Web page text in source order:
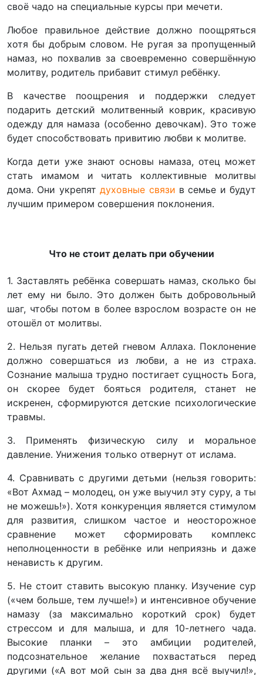
своё чадо на специальные курсы при мечети.
Любое правильное действие должно поощряться
хотя бы добрым словом. Не ругая за пропущенный
намаз, но похвалив за своевременно совершённую
молитву, родитель прибавит стимул ребёнку.
В качестве поощрения и поддержки следует
подарить детский молитвенный коврик, красивую
одежду для намаза (особенно девочкам). Это тоже
будет способствовать привитию любви к молитве.
Когда дети уже знают основы намаза, отец может
стать имамом и читать коллективные молитвы
дома. Они укрепятдуховные связи в семье и будут
лучшим примером совершения поклонения.
Что не стоит делать при обучении
1. Заставлять ребёнка совершать намаз, сколько бы
лет ему ни было. Это должен быть добровольный
шаг, чтобы потом в более взрослом возрасте он не
отошёл от молитвы.
2. Нельзя пугать детей гневом Аллаха. Поклонение
должно совершаться из любви, а не из страха.
Сознание малыша трудно постигает сущность Бога,
он скорее будет бояться родителя, станет не
искренен, сформируются детские психологические
травмы.
3. Применять физическую силу и моральное
давление. Унижения только отвернут от ислама.
4. Сравнивать с другими детьми (нельзя говорить:
«Вот Ахмад – молодец, он уже выучил эту суру, а ты
не можешь!»). Хотя конкуренция является стимулом
для развития, слишком частое и неосторожное
сравнение может сформировать комплекс
неполноценности в ребёнке или неприязнь и даже
ненависть к другим.
5. Не стоит ставить высокую планку. Изучение сур
(«чем больше, тем лучше!») и интенсивное обучение
намазу (за максимально короткий срок) будет
стрессом и для малыша, и для 10-летнего чада.
Высокие планки – это амбиции родителей,
подсознательное желание похвастаться перед
другими («А вот мой сын за два дня всё выучил!»,